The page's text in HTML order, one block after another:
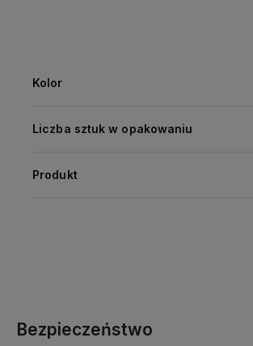
Kolor
Liczba sztuk w opakowaniu
Produkt
Bezpieczeństwo